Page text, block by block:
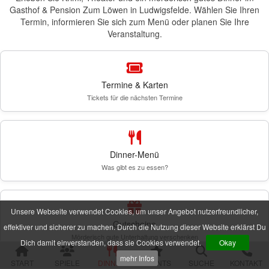
Unsere Webseite verwendet Cookies, um unser Angebot nutzerfreundlicher,
effektiver und sicherer zu machen. Durch die Nutzung dieser Website erklärst Du
Dich damit einverstanden, dass sie Cookies verwendet.
Okay
mehr Infos
START SPIELE DINNER EVENTS SUCHE KONTAKT
alle Veranstaltungen
Sachsen
Großröhrsdorf
Braunschweig
Hannover
Jork (bei Hamburg)
Rinteln
Gasthof & Pension Zum Löwen in Ludwigsfelde. Wählen Sie Ihren
Termin, informieren Sie sich zum Menü oder planen Sie Ihre
Veranstaltung.
Termine & Karten
Tickets für die nächsten Termine
Dinner-Menü
Was gibt es zu essen?
Gutscheine
Mörderisch gute Unterhaltung verschenken